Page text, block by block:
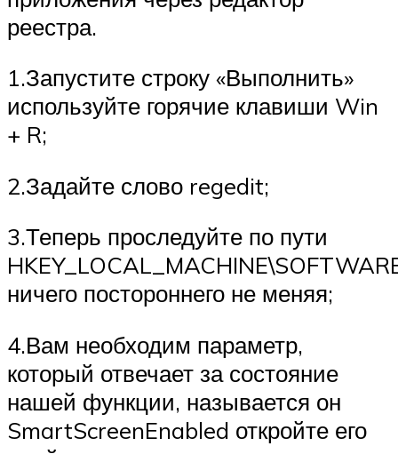
реестра.
1.Запустите строку «Выполнить»
используйте горячие клавиши Win
+ R;
2.Задайте слово regedit;
3.Теперь проследуйте по пути
ничего постороннего не меняя;
4.Вам необходим параметр,
который отвечает за состояние
нашей функции, называется он
SmartScreenEnabled откройте его